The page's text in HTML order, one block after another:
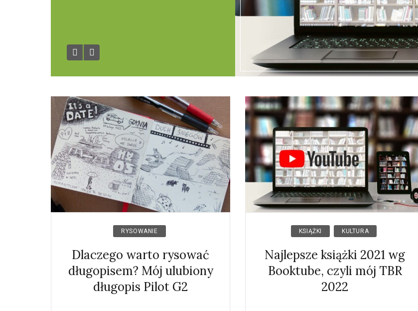
RYSOWANIE
Dlaczego warto rysować
długopisem? Mój ulubiony
długopis Pilot G2
KSIĄŻKI KULTURA
Najlepsze książki 2021 wg
Booktube, czyli mój TBR
2022